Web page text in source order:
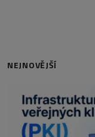
NEJNOVĚJŠÍ